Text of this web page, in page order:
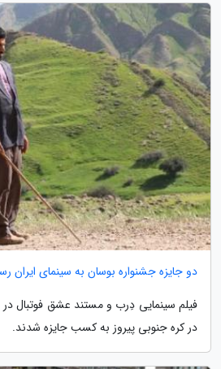
دو جایزه جشنواره بوسان به سینمای ایران
فیلم سینمایی دِرب و مستند عشق فوتبال در
در کره جنوبی پیروز به کسب جایزه شدند.